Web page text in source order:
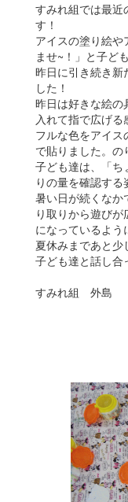
すみれ組では最近
す！
アイスの塗り絵
ませ~！」と子ど
昨日に引き続き新
した！
昨日は好きな絵の
入れて指で広げ
フルな色をアイス
で貼りました。の
子ども達は、「ち
りの量を確認する
暑い日が続くなか
り取りから遊び
になっているよう
夏休みまであと少
子ども達と話し合
すみれ組 外島